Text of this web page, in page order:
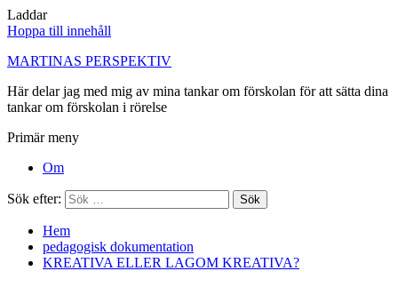
Laddar
Hoppa till innehåll
MARTINAS PERSPEKTIV
Här delar jag med mig av mina tankar om förskolan för att sätta dina
tankar om förskolan i rörelse
Primär meny
Om
Sök efter:
Hem
pedagogisk dokumentation
KREATIVA ELLER LAGOM KREATIVA?